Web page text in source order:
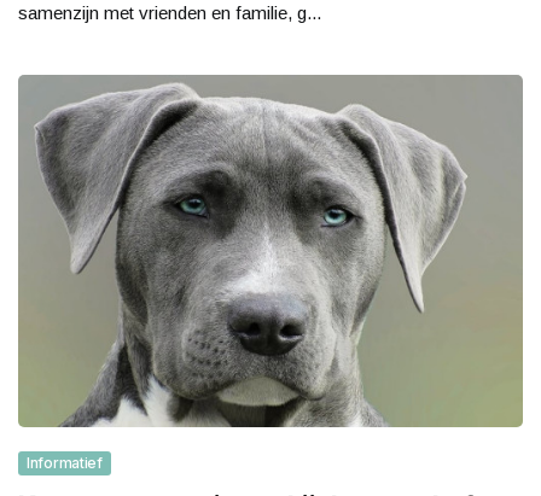
samenzijn met vrienden en familie, g...
Informatief